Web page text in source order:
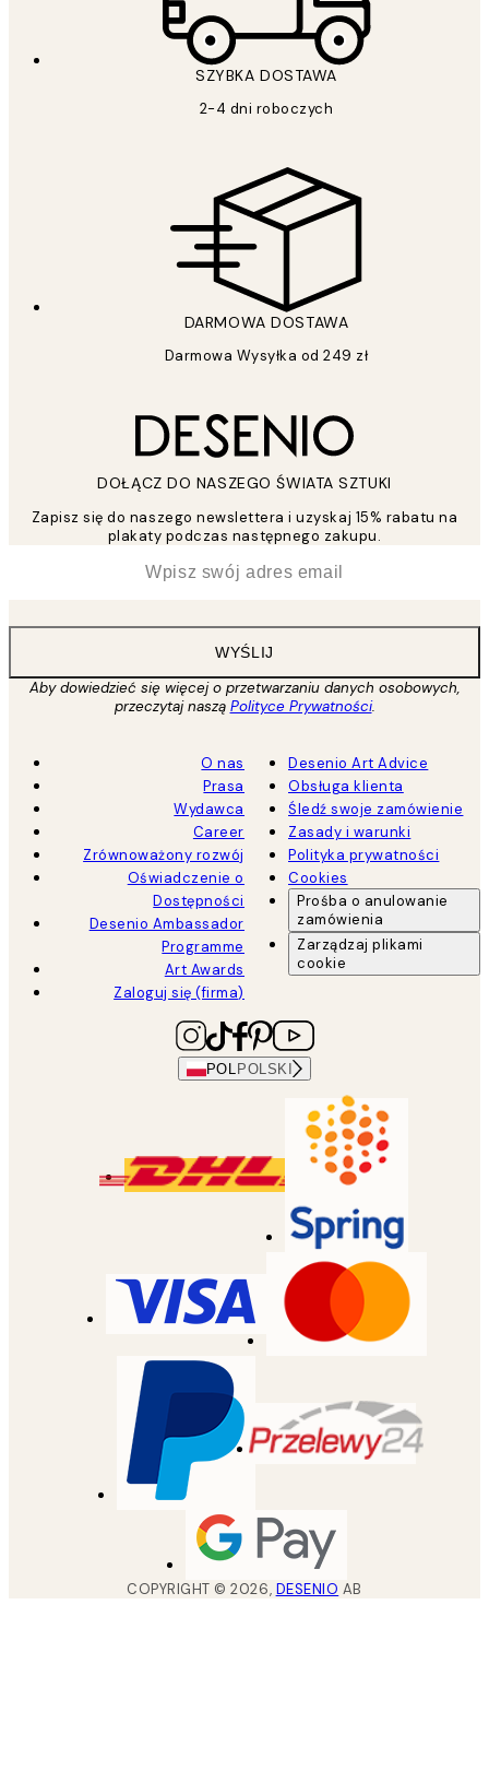
SZYBKA DOSTAWA
2-4 dni roboczych
DARMOWA DOSTAWA
Darmowa Wysyłka od 249 zł
DOŁĄCZ DO NASZEGO ŚWIATA SZTUKI
Zapisz się do naszego newslettera i uzyskaj 15% rabatu na
plakaty podczas następnego zakupu.
WYŚLIJ
Aby dowiedzieć się więcej o przetwarzaniu danych osobowych,
przeczytaj naszą Polityce Prywatności.
O nas
Prasa
Wydawca
Career
Zrównoważony rozwój
Oświadczenie o
Dostępności
Desenio Ambassador
Programme
Art Awards
Zaloguj się (firma)
Desenio Art Advice
Obsługa klienta
Śledź swoje zamówienie
Zasady i warunki
Polityka prywatności
Cookies
Prośba o anulowanie
zamówienia
Zarządzaj plikami
cookie
POL POLSKI
COPYRIGHT ©2026, DESENIO AB